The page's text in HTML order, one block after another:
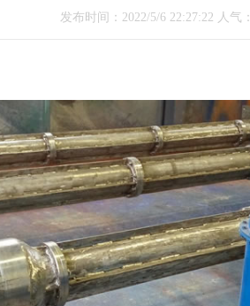
发布时间：2022/5/6 22:27:22 人气：